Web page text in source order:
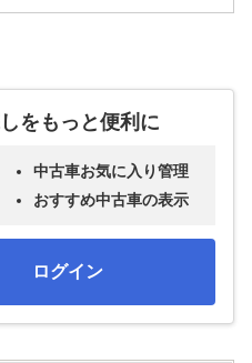
をもっと便利に
中古車お気に入り管理
おすすめ中古車の表示
ログイン